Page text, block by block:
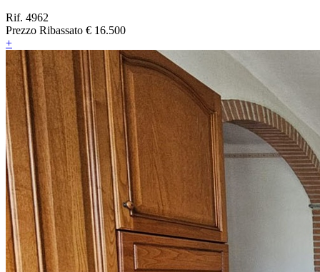
Rif. 4962
Prezzo Ribassato € 16.500
+